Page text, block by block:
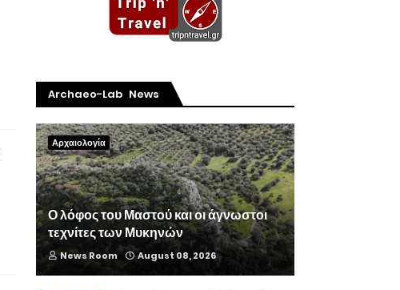
Archaeo-Lab News
Αρχαιολογία
Ο λόφος του Μαστού και οι άγνωστοι
τεχνίτες των Μυκηνών
News Room August 08, 2026